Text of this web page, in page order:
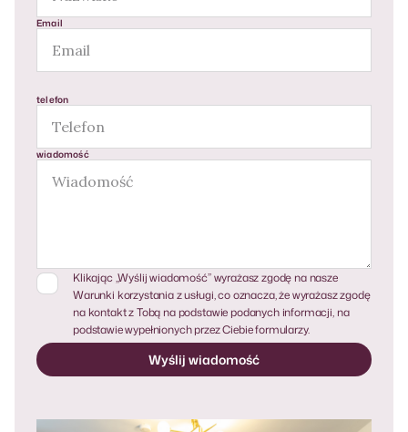
Email
telefon
wiadomość
Klikając „Wyślij wiadomość” wyrażasz zgodę na nasze
Warunki korzystania z usługi, co oznacza, że ​​wyrażasz zgodę
na kontakt z Tobą na podstawie podanych informacji, na
podstawie wypełnionych przez Ciebie formularzy.